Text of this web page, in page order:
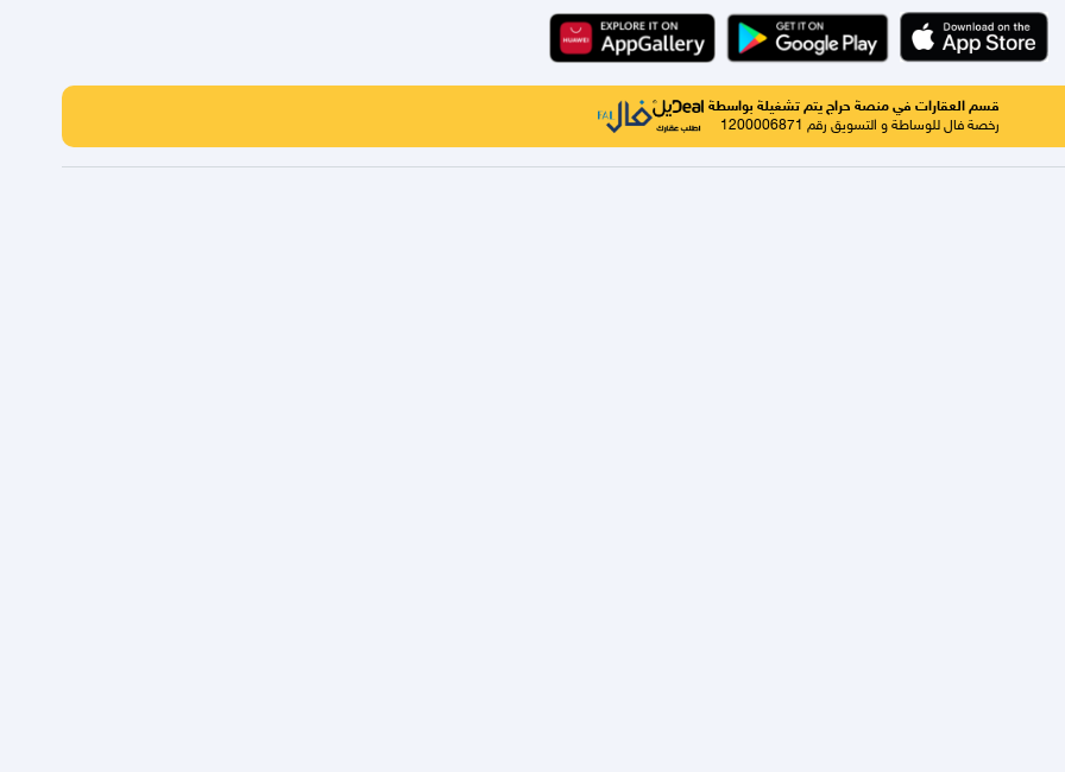
قسم العقارات في منصة حراج يتم تشغيلة بواسطة
رخصة فال للوساطة و التسويق رقم 1200006871